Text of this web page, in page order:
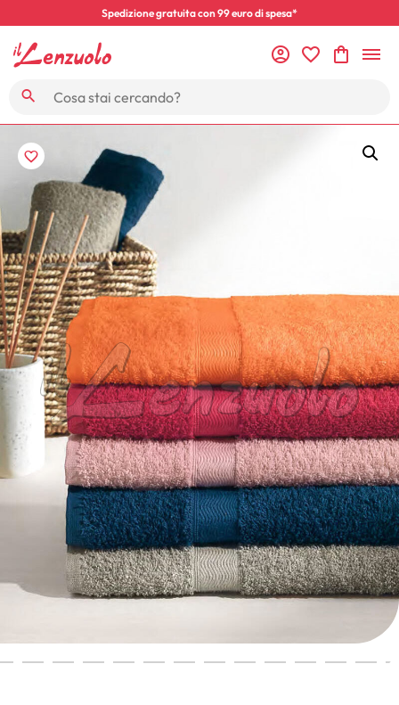
Spedizione gratuita con 99 euro di spesa*